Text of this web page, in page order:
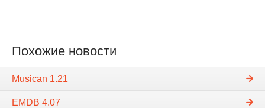
Похожие новости
Musican 1.21
EMDB 4.07